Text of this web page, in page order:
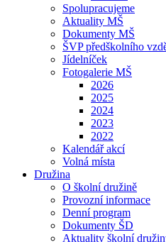
Spolupracujeme
Aktuality MŠ
Dokumenty MŠ
ŠVP předškolního
Jídelníček
Fotogalerie MŠ
2026
2025
2024
2023
2022
Kalendář akcí
Volná místa
Družina
O školní družině
Provozní informace
Denní program
Dokumenty ŠD
Aktuality školní